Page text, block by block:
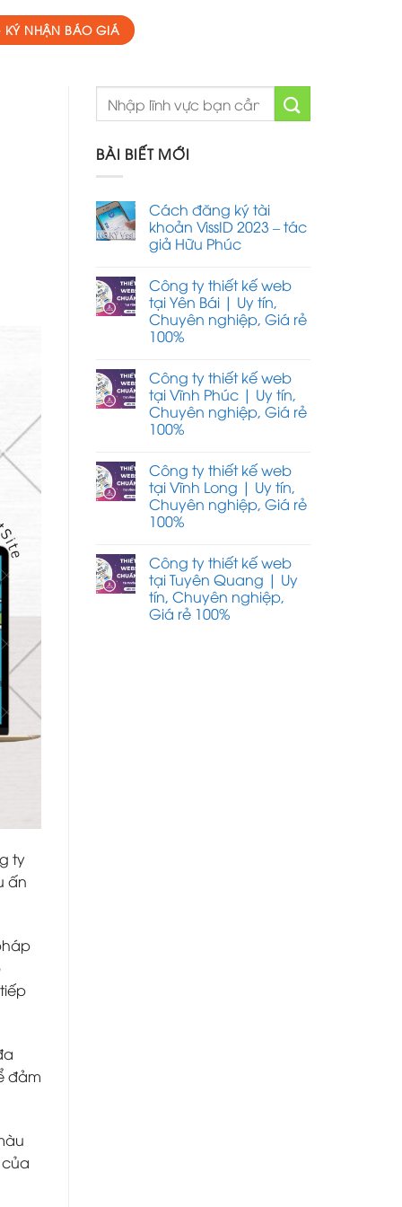
NHẬN BÁO GIÁ
ty
ấn
đảm
BÀI BIẾT MỚI
Cách đăng ký tài
khoản VissID 2023 – tác
giả Hữu Phúc
Công ty thiết kế web
tại Yên Bái | Uy tín,
Chuyên nghiệp, Giá rẻ
100%
Công ty thiết kế web
tại Vĩnh Phúc | Uy tín,
Chuyên nghiệp, Giá rẻ
100%
Công ty thiết kế web
tại Vĩnh Long | Uy tín,
Chuyên nghiệp, Giá rẻ
100%
Công ty thiết kế web
tại Tuyên Quang | Uy
tín, Chuyên nghiệp,
Giá rẻ 100%